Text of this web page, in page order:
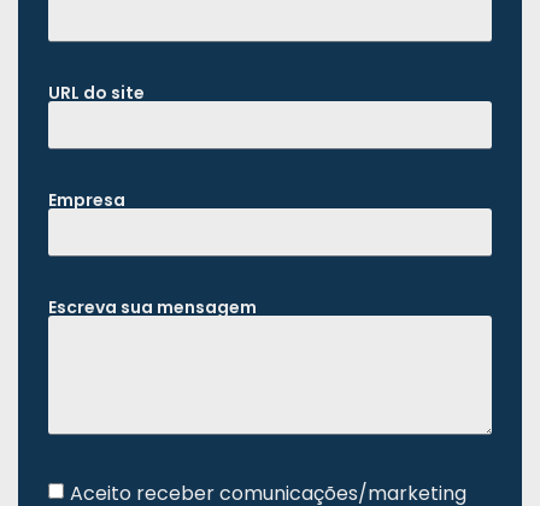
URL do site
Empresa
Escreva sua mensagem
Aceito receber comunicações/marketing